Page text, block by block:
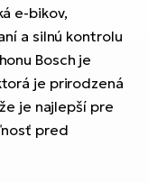
e-bikov,
a silnú kontrolu
Bosch je
je prirodzená
je najlepší pre
pred